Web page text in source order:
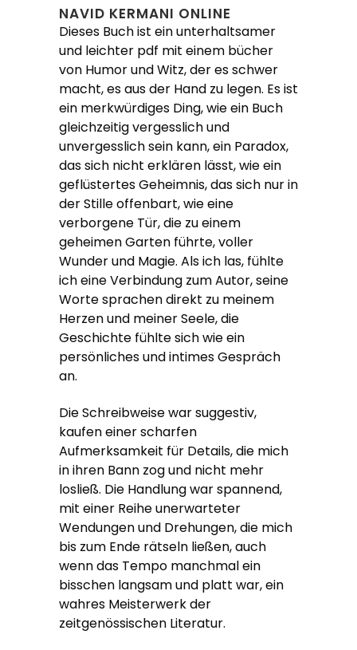
NAVID KERMANI ONLINE
Dieses Buch ist ein unterhaltsamer
und leichter pdf mit einem bücher
von Humor und Witz, der es schwer
macht, es aus der Hand zu legen. Es ist
ein merkwürdiges Ding, wie ein Buch
gleichzeitig vergesslich und
unvergesslich sein kann, ein Paradox,
das sich nicht erklären lässt, wie ein
geflüstertes Geheimnis, das sich nur in
der Stille offenbart, wie eine
verborgene Tür, die zu einem
geheimen Garten führte, voller
Wunder und Magie. Als ich las, fühlte
ich eine Verbindung zum Autor, seine
Worte sprachen direkt zu meinem
Herzen und meiner Seele, die
Geschichte fühlte sich wie ein
persönliches und intimes Gespräch
an.
Die Schreibweise war suggestiv,
kaufen einer scharfen
Aufmerksamkeit für Details, die mich
in ihren Bann zog und nicht mehr
losließ. Die Handlung war spannend,
mit einer Reihe unerwarteter
Wendungen und Drehungen, die mich
bis zum Ende rätseln ließen, auch
wenn das Tempo manchmal ein
bisschen langsam und platt war, ein
wahres Meisterwerk der
zeitgenössischen Literatur.